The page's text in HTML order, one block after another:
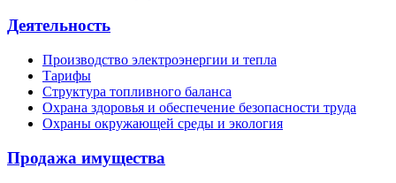
Деятельность
Производство электроэнергии и тепла
Тарифы
Структура топливного баланса
Охрана здоровья и обеспечение безопасности труда
Охраны окружающей среды и экология
Продажа имущества